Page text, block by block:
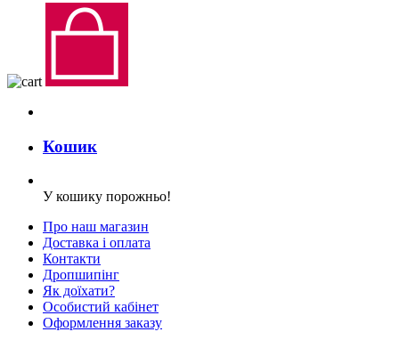
Кошик
У кошику порожньо!
Про наш магазин
Доставка і оплата
Контакти
Дропшипінг
Як доїхати?
Особистий кабінет
Оформлення заказу